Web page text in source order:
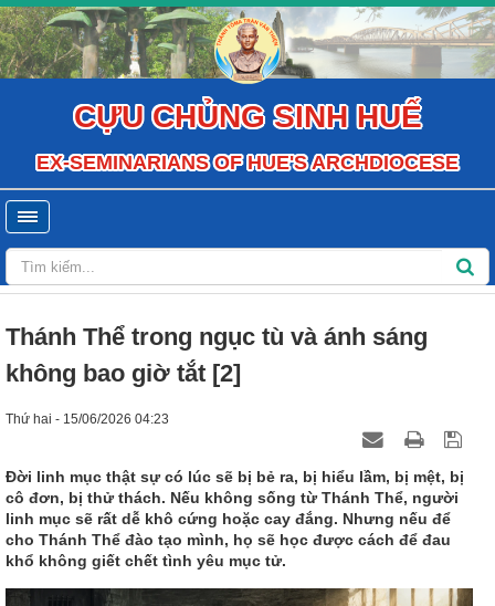
CỰU CHỦNG SINH HUẾ
EX-SEMINARIANS OF HUE'S ARCHDIOCESE
Thánh Thể trong ngục tù và ánh sáng
không bao giờ tắt [2]
Thứ hai - 15/06/2026 04:23
Đời linh mục thật sự có lúc sẽ bị bẻ ra, bị hiểu lầm, bị mệt, bị
cô đơn, bị thử thách. Nếu không sống từ Thánh Thể, người
linh mục sẽ rất dễ khô cứng hoặc cay đắng. Nhưng nếu để
cho Thánh Thể đào tạo mình, họ sẽ học được cách để đau
khổ không giết chết tình yêu mục tử.